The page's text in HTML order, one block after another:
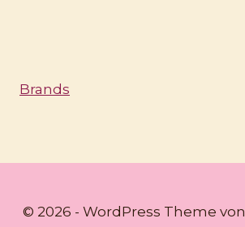
Brands
© 2026 - WordPress Theme von